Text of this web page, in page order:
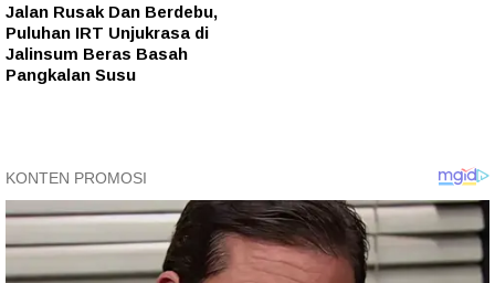
Jalan Rusak Dan Berdebu,
Puluhan IRT Unjukrasa di
Jalinsum Beras Basah
Pangkalan Susu